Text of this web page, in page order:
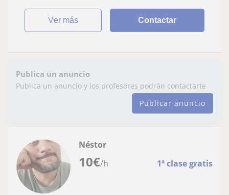
ver más Contactar
Publica un anuncio
Publica un anuncio y los profesores podrán contactarte
Publicar anuncio
10€/h 1ª clase gratis
Néstor